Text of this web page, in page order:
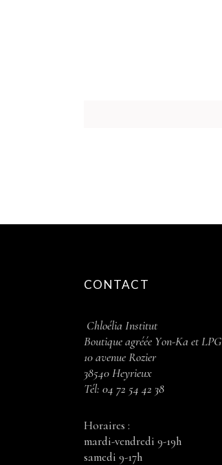
CONTACT
Chloélia Institut
Boutique agréée Yon-Ka et LPG
10 avenue Rozier
38540 Heyrieux
Tél: 04 72 54 42 38
Horaires :
mardi-vendredi 9-19h
samedi 9-17h